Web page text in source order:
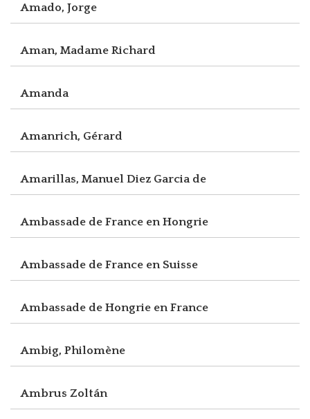
Amado, Jorge
Aman, Madame Richard
Amanda
Amanrich, Gérard
Amarillas, Manuel Diez Garcia de
Ambassade de France en Hongrie
Ambassade de France en Suisse
Ambassade de Hongrie en France
Ambig, Philomène
Ambrus Zoltán